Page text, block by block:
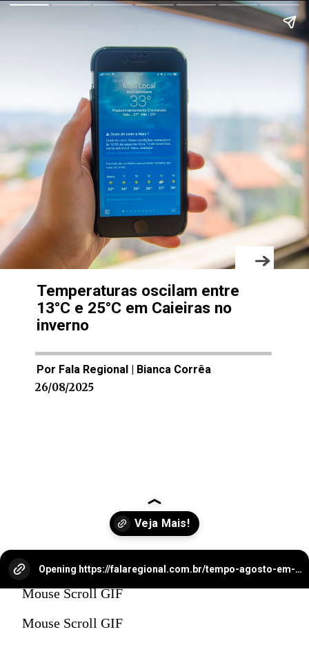
Por Fala Regional | Bianca Corrêa
Temperaturas oscilam entre
13°C e 25°C em Caieiras no
inverno
26/08/2025
Opening https://falaregional.com.br/tempo-agosto-em-caieiras-registra-apenas-37-mm-de-chuva-clima-segue-seco-e-instavel.html
Mouse Scroll GIF
Mouse Scroll GIF